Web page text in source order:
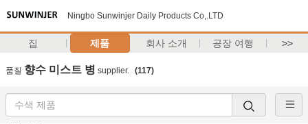
Ningbo Sunwinjer Daily Products Co,.LTD
집 제품 회사 소개 공장 여행 >>
품질 향수 미스트 병 supplier. (117)